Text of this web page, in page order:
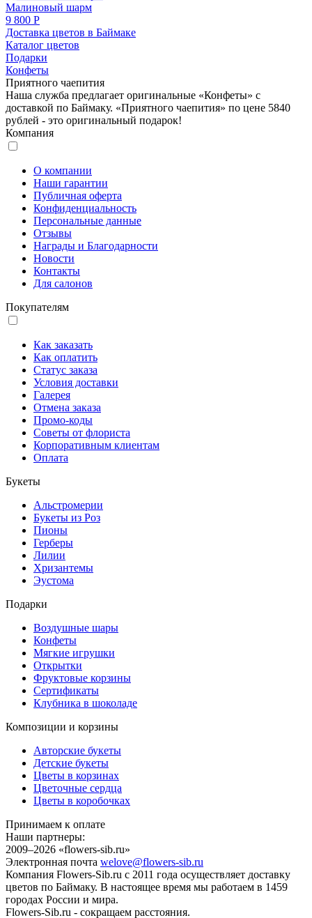
Малиновый шарм
9 800 Р
Доставка цветов в Баймаке
Каталог цветов
Подарки
Конфеты
Приятного чаепития
Наша служба предлагает оригинальные «Конфеты» с
доставкой по Баймаку. «Приятного чаепития» по цене 5840
рублей - это оригинальный подарок!
Компания
О компании
Наши гарантии
Публичная оферта
Конфиденциальность
Персональные данные
Отзывы
Награды и Благодарности
Новости
Контакты
Для салонов
Покупателям
Как заказать
Как оплатить
Статус заказа
Условия доставки
Галерея
Отмена заказа
Промо-коды
Советы от флориста
Корпоративным клиентам
Оплата
Букеты
Альстромерии
Букеты из Роз
Пионы
Герберы
Лилии
Хризантемы
Эустома
Подарки
Воздушные шары
Конфеты
Мягкие игрушки
Открытки
Фруктовые корзины
Сертификаты
Клубника в шоколаде
Композиции и корзины
Авторские букеты
Детские букеты
Цветы в корзинах
Цветочные сердца
Цветы в коробочках
Принимаем к оплате
Наши партнеры:
2009–2026 «flowers-sib.ru»
Электронная почта welove@flowers-sib.ru
Компания Flowers-Sib.ru с 2011 года осуществляет доставку
цветов по Баймаку. В настоящее время мы работаем в 1459
городах России и мира.
Flowers-Sib.ru - сокращаем расстояния.